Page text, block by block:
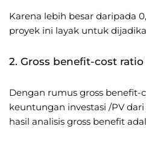
Karena lebih besar daripada
proyek ini layak untuk
2. Gross benefit-cost ratio
Dengan rumus gross benefit-
keuntungan investasi /PV
hasil analisis gross benefit